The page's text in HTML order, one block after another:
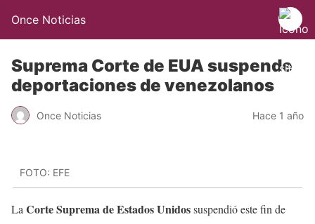
Once Noticias
Suprema Corte de EUA suspende
deportaciones de venezolanos
Once Noticias Hace 1 año
FOTO: EFE
La Corte Suprema de Estados Unidossuspendió este fin de